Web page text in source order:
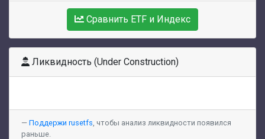
Сравнить ETF и Индекс
Ликвидность (Under Construction)
Поддержи rusetfs, чтобы анализ ликвидности появился
раньше.